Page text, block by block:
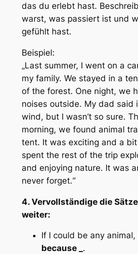
das du erlebt hast.
warst, was passiert ist und
gefühlt hast.
Beispiel:
„Last summer, I went on a
my family. We stayed in a
of the forest. One night, we
noises outside. My dad said
wind, but I wasn’t so sure.
morning, we found animal
tent. It was exciting and a bit
spent the rest of the trip
and enjoying nature. It was
never forget.“
4. Vervollständige die
weiter:
If I could be any
because
.